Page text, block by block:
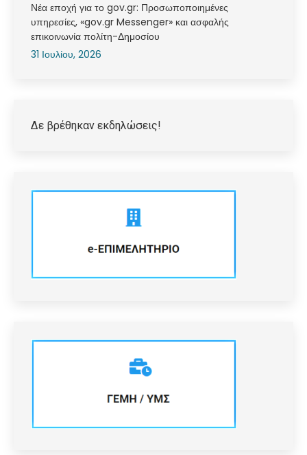
Νέα εποχή για το gov.gr: Προσωποποιημένες
υπηρεσίες, «gov.gr Messenger» και ασφαλής
επικοινωνία πολίτη-Δημοσίου
31 Ιουλίου, 2026
Δε βρέθηκαν εκδηλώσεις!